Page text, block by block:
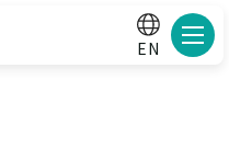
EN メニ